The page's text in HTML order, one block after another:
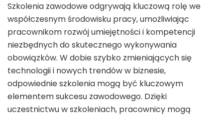
Szkolenia zawodowe odgrywają kluczową rolę we
współczesnym środowisku pracy, umożliwiając
pracownikom rozwój umiejętności i kompetencji
niezbędnych do skutecznego wykonywania
obowiązków. W dobie szybko zmieniających się
technologii i nowych trendów w biznesie,
odpowiednie szkolenia mogą być kluczowym
elementem sukcesu zawodowego. Dzięki
uczestnictwu w szkoleniach, pracownicy mogą